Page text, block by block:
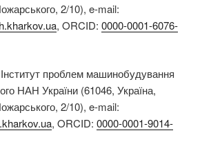
2/10), e-mail:
, ORCID: 0000-0001-6076-
проблем машинобудування
НАН України (61046, Україна,
2/10), e-mail:
, ORCID: 0000-0001-9014-